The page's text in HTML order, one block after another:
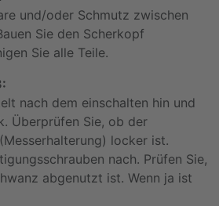
und/oder Schmutz zwischen
Sie den Scherkopf
Sie alle Teile.
nach dem einschalten hin und
Überprüfen Sie, ob der
locker ist.
nach. Prüfen Sie,
abgenutzt ist. Wenn ja ist